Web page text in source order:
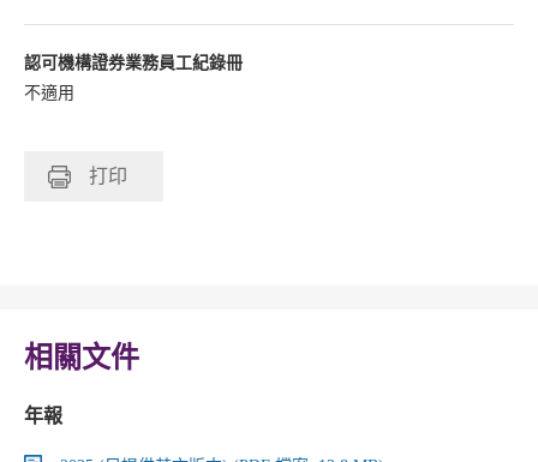
認可機構證券業務員工紀錄冊
不適用
打印
相關文件
年報